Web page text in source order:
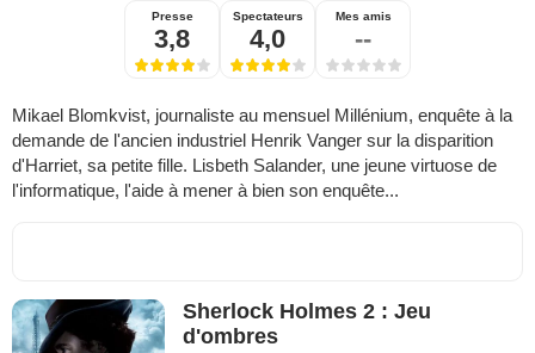
Presse
3,8
Spectateurs
4,0
Mes amis
--
Mikael Blomkvist, journaliste au mensuel Millénium, enquête à la
demande de l'ancien industriel Henrik Vanger sur la disparition
d'Harriet, sa petite fille. Lisbeth Salander, une jeune virtuose de
l'informatique, l'aide à mener à bien son enquête...
Sherlock Holmes 2 : Jeu
d'ombres